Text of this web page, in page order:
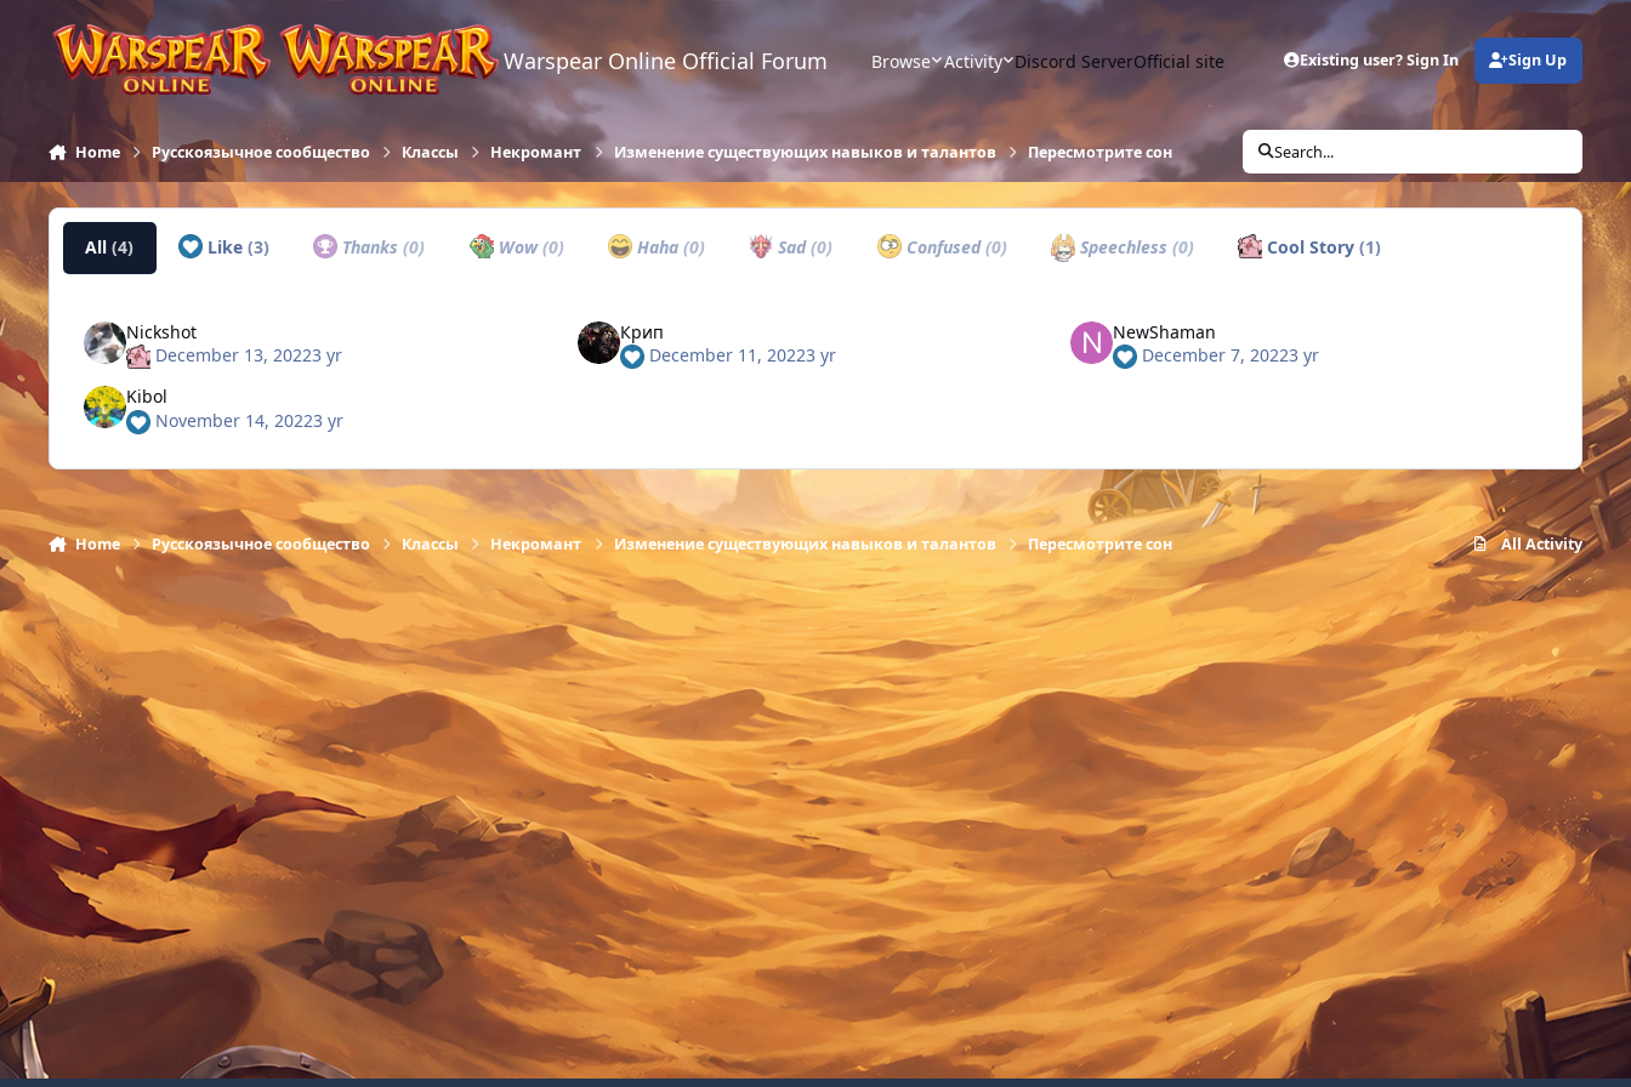
Skip to content
Warspear Online Official Forum Browse Activity Discord ServerOfficial site Existing user? Sign In Sign Up
Home Русскоязычное сообщество Классы Некромант Изменение существующих навыков и талантов Пересмотрите сон Search...
All(4) Like (3) Thanks(0) Wow(0) Haha (0) Sad(0) Confused(0) Speechless (0) Cool Story(1)
Nickshot
December 13, 20223 yr
Крип
December 11, 20223 yr
NewShaman
December 7, 20223 yr
Kibol
November 14, 20223 yr
Home Русскоязычное сообщество Классы Некромант Изменение существующих навыков и талантов Пересмотрите сон All Activity